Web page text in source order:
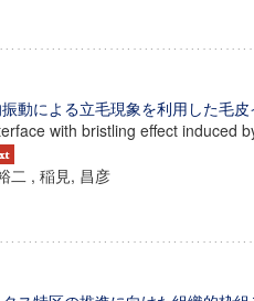
動による立毛現象を利用した毛
with bristling effect induced
二 , 稲見, 昌彦